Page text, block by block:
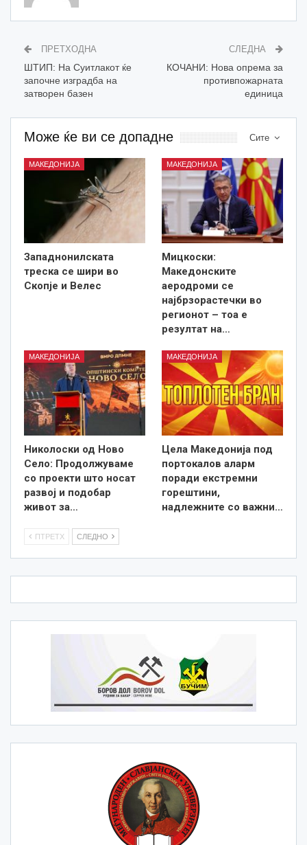
ПРЕТХОДНА
ШТИП: На Суитлакот ќе
започне изградба на
затворен базен
СЛЕДНА
КОЧАНИ: Нова опрема за
противпожарната
единица
Сите
Може ќе ви се допадне
МАКЕДОНИЈА
Западнонилската
треска се шири во
Скопје и Велес
МАКЕДОНИЈА
Мицкоски:
Македонските
аеродроми се
најбрзорастечки во
регионот – тоа е
резултат на…
МАКЕДОНИЈА
Николоски од Ново
Село: Продолжуваме
со проекти што носат
развој и подобар
живот за…
МАКЕДОНИЈА
Цела Македонија под
портокалов аларм
поради екстремни
горештини,
надлежните со важни…
ПТРЕТХ СЛЕДНО